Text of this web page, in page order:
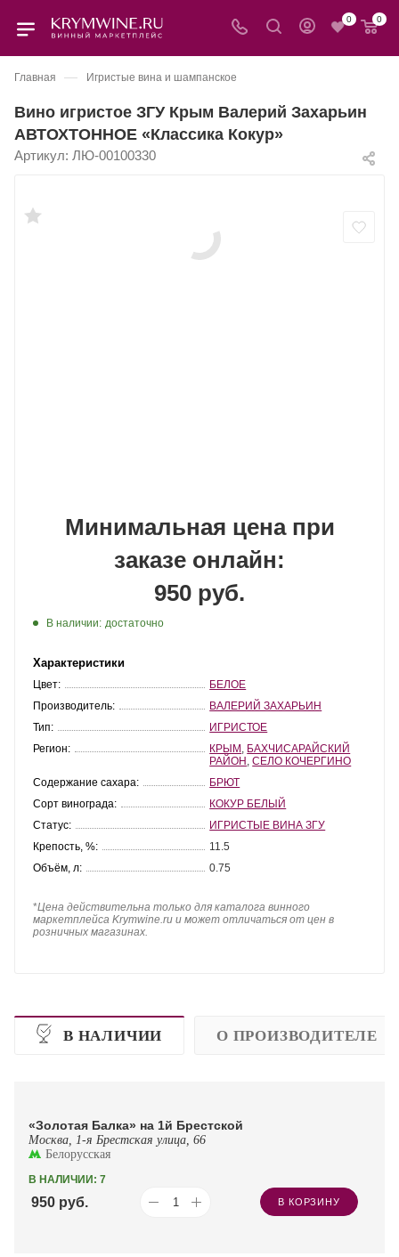
0 0
Главная — Игристые вина и шампанское
Вино игристое ЗГУ Крым Валерий Захарьин
АВТОХТОННОЕ «Классика Кокур»
Артикул: ЛЮ-00100330
Минимальная цена при
заказе онлайн:
950 руб.
В наличии: достаточно
Характеристики
Цвет:
БЕЛОЕ
Производитель:
ВАЛЕРИЙ ЗАХАРЬИН
Тип:
ИГРИСТОЕ
Регион:
КРЫМ БАХЧИСАРАЙСКИЙ
РАЙОН ,СЕЛО КОЧЕРГИНО
Содержание сахара:
БРЮТ
Сорт винограда:
КОКУР БЕЛЫЙ
Статус:
ИГРИСТЫЕ ВИНА ЗГУ
Крепость, %:
11.5
Объём, л:
0.75
*Цена действительна только для каталога винного
маркетплейса Krymwine.ru и может отличаться от цен в
розничных магазинах.
В НАЛИЧИИ О ПРОИЗВОДИТЕЛЕ
«Золотая Балка» на 1й Брестской
Москва, 1-я Брестская улица, 66
Белорусская
В НАЛИЧИИ: 7
950 руб. В КОРЗИНУ